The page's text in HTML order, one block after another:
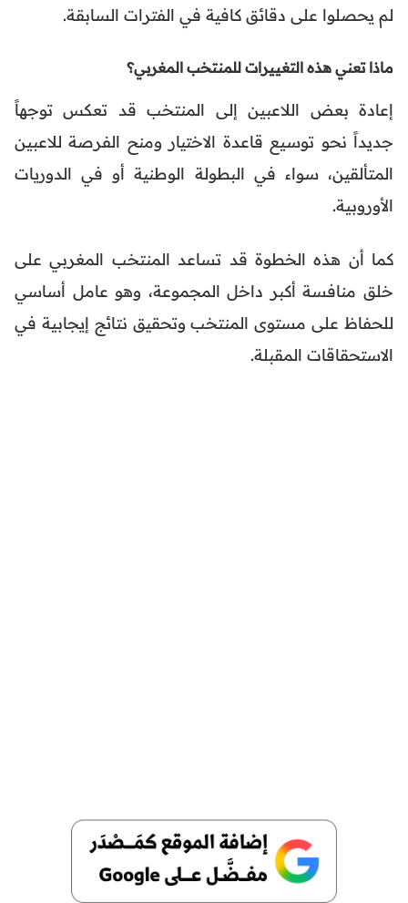
لم يحصلوا على دقائق كافية في الفترات السابقة.
ماذا تعني هذه التغييرات للمنتخب المغربي؟
إعادة بعض اللاعبين إلى المنتخب قد تعكس توجهاً
جديداً نحو توسيع قاعدة الاختيار ومنح الفرصة للاعبين
المتألقين، سواء في البطولة الوطنية أو في الدوريات
الأوروبية.
كما أن هذه الخطوة قد تساعد المنتخب المغربي على
خلق منافسة أكبر داخل المجموعة، وهو عامل أساسي
للحفاظ على مستوى المنتخب وتحقيق نتائج إيجابية في
الاستحقاقات المقبلة.